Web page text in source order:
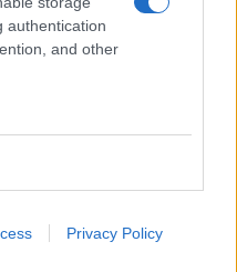
authentication
and other
Privacy Policy